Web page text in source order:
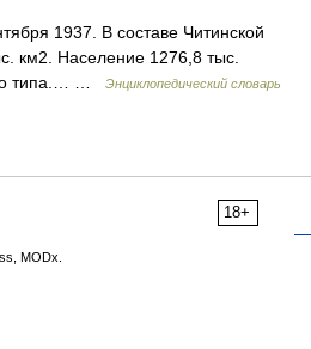
1937. В составе Читинской
км2. Население 1276,8 тыс.
типа.… …
Энциклопедический словарь
18+
MODx.